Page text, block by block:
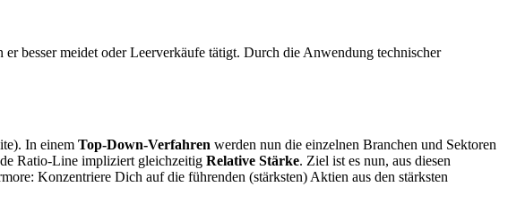
besser meidet oder Leerverkäufe tätigt. Durch die Anwendung technischer
In einem Top-Down-Verfahren werden nun die einzelnen Branchen und Sektoren
Ratio-Line impliziert gleichzeitig Relative Stärke. Ziel ist es nun, aus diesen
Konzentriere Dich auf die führenden (stärksten) Aktien aus den stärksten